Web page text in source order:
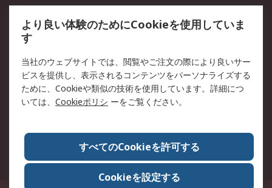
クッキーポリシー
RSについて
会社概要
採用情報
プレスリリース＆お知ら
コーポレートサイト
全世界のRS
RSの歴史
ESGへの取り組み（英語）
認証について
より良い体験のためにCookieを使用していま
す
当社のウェブサイトでは、閲覧やご注文の際により良いサー
ビスを提供し、表示されるコンテンツをパーソナライズする
ために、Cookieや類似の技術を使用しています。詳細につ
いては、 Cookieポリシ ーをご覧ください。
すべてのCookieを許可する
Cookieを設定する